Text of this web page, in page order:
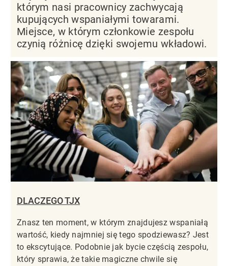
którym nasi pracownicy zachwycają
kupujących wspaniałymi towarami.
Miejsce, w którym członkowie zespołu
czynią różnicę dzięki swojemu wkładowi.
DLACZEGO TJX
Znasz ten moment, w którym znajdujesz wspaniałą
wartość, kiedy najmniej się tego spodziewasz? Jest
to ekscytujące. Podobnie jak bycie częścią zespołu,
który sprawia, że takie magiczne chwile się